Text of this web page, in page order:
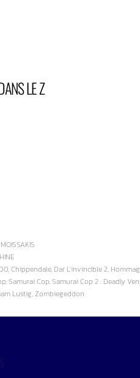
LE Z
Chippendale, Dar L'invincible 2,
Samurai Cop, Samurai Cop 2 : Deadly
Lustig, Zombiegeddon